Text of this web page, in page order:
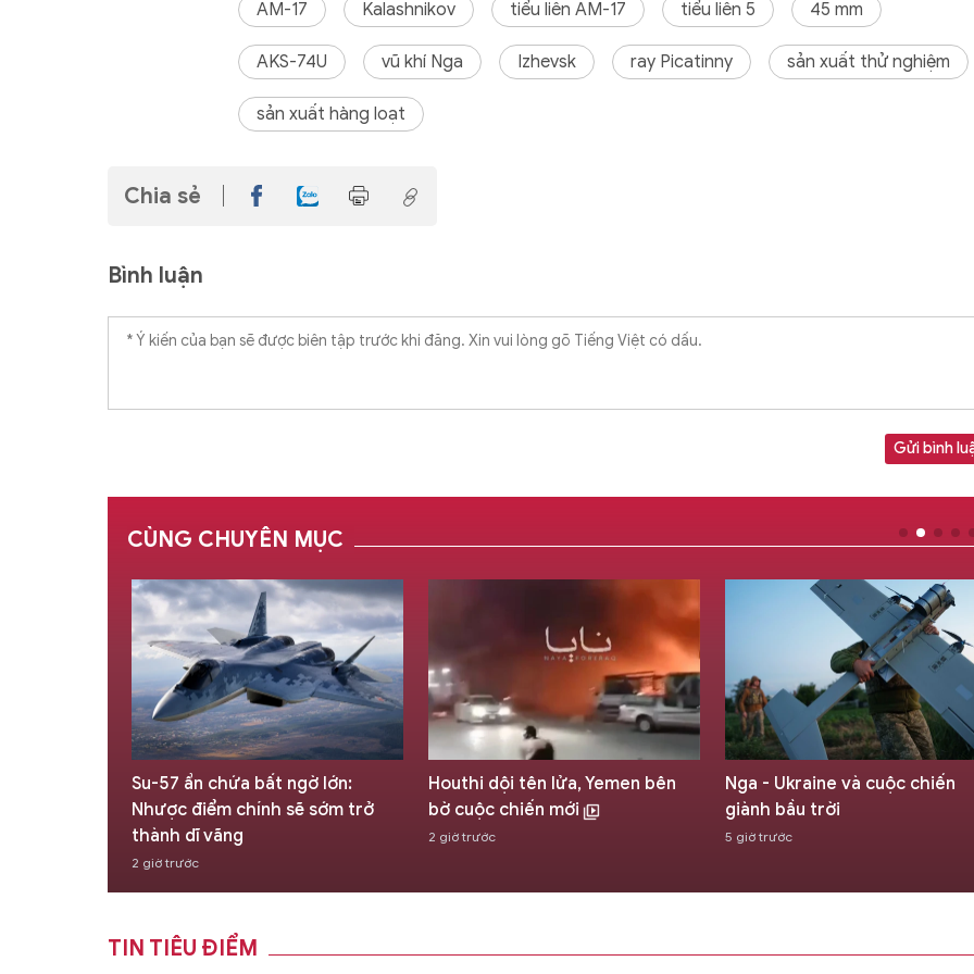
AM-17 Kalashnikov tiểu liên AM-17 tiểu liên 5 45 mm
AKS-74U vũ khí Nga Izhevsk ray Picatinny sản xuất thử nghiệm
sản xuất hàng loạt
Chia sẻ
Bình luận
Gửi bình
CÙNG CHUYÊN MỤC
Su-57 ẩn chứa bất ngờ lớn:
Nhược điểm chính sẽ sớm trở
thành dĩ vãng
2 giờ trước
Houthi dội tên lửa, Yemen bên
bờ cuộc chiến mới
2 giờ trước
Nga - Ukraine và cuộc chiến
giành bầu trời
5 giờ trước
TIN TIÊU ĐIỂM